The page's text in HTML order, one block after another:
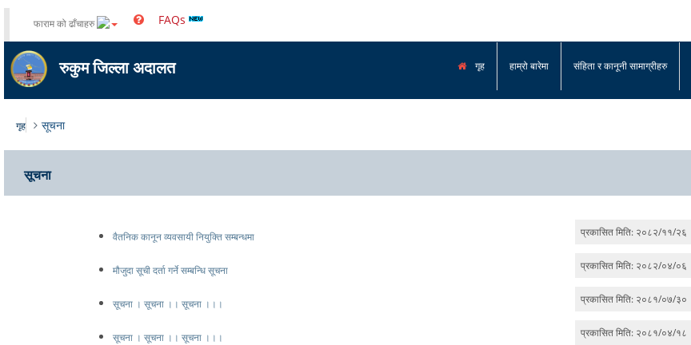
फाराम को ढाँचाहरु FAQs
रुकुम जिल्ला अदालत गृह हाम्रो बारेमा संहिता र कानूनी सामाग्रीहरु
गृह सूचना
सूचना
वैतनिक कानून व्यवसायी नियुक्ति सम्बन्धमा प्रकासित मिति: २०८२/११/२६
मौजुदा सूची दर्ता गर्ने सम्बन्धि सूचना प्रकासित मिति: २०८२/०४/०६
सूचना । सूचना ।। सूचना ।।। प्रकासित मिति: २०८१/०७/३०
सूचना । सूचना ।। सूचना ।।। प्रकासित मिति: २०८१/०४/१८